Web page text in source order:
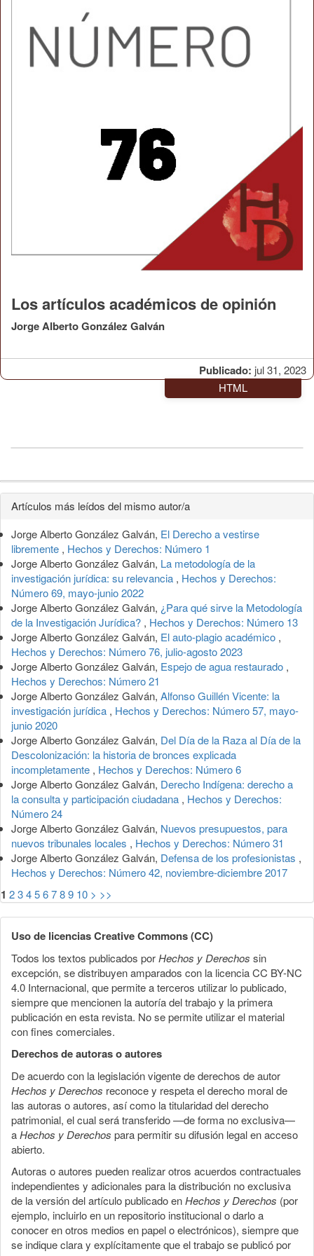
Publicado: jul 31, 2023
Los artículos académicos de opinión
Jorge Alberto González Galván
HTML
Detalles
del
artículo
Artículos más leídos del mismo autor/a
Jorge Alberto González Galván, El Derecho a vestirse
libremente , Hechos y Derechos: Número 1
Jorge Alberto González Galván, La metodología de la
investigación jurídica: su relevancia , Hechos y Derechos:
Número 69, mayo-junio 2022
Jorge Alberto González Galván, ¿Para qué sirve la Metodología
de la Investigación Jurídica? , Hechos y Derechos: Número 13
Jorge Alberto González Galván, El auto-plagio académico ,
Hechos y Derechos: Número 76, julio-agosto 2023
Jorge Alberto González Galván, Espejo de agua restaurado ,
Hechos y Derechos: Número 21
Jorge Alberto González Galván, Alfonso Guillén Vicente: la
investigación jurídica , Hechos y Derechos: Número 57, mayo-
junio 2020
Jorge Alberto González Galván, Del Día de la Raza al Día de la
Descolonización: la historia de bronces explicada
incompletamente , Hechos y Derechos: Número 6
Jorge Alberto González Galván, Derecho Indígena: derecho a
la consulta y participación ciudadana , Hechos y Derechos:
Número 24
Jorge Alberto González Galván, Nuevos presupuestos, para
nuevos tribunales locales , Hechos y Derechos: Número 31
Jorge Alberto González Galván, Defensa de los profesionistas ,
Hechos y Derechos: Número 42, noviembre-diciembre 2017
1 23456789 10 > >>
Uso de licencias Creative Commons (CC)
Todos los textos publicados porHechos y Derechos sin
excepción, se distribuyen amparados con la licencia CC BY-NC
4.0 Internacional, que permite a terceros utilizar lo publicado,
siempre que mencionen la autoría del trabajo y la primera
publicación en esta revista. No se permite utilizar el material
con fines comerciales.
Derechos de autoras o autores
De acuerdo con la legislación vigente de derechos de autor
Hechos y Derechos reconoce y respeta el derecho moral de
las autoras o autores, así como la titularidad del derecho
patrimonial, el cual será transferido —de forma no exclusiva—
aHechos y Derechos para permitir su difusión legal en acceso
abierto.
Autoras o autores pueden realizar otros acuerdos contractuales
independientes y adicionales para la distribución no exclusiva
de la versión del artículo publicado enHechos y Derechos (por
ejemplo, incluirlo en un repositorio institucional o darlo a
conocer en otros medios en papel o electrónicos), siempre que
se indique clara y explícitamente que el trabajo se publicó por